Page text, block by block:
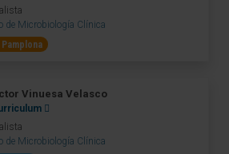
de Microbiología Clínica
Vinuesa Velasco
de Microbiología Clínica